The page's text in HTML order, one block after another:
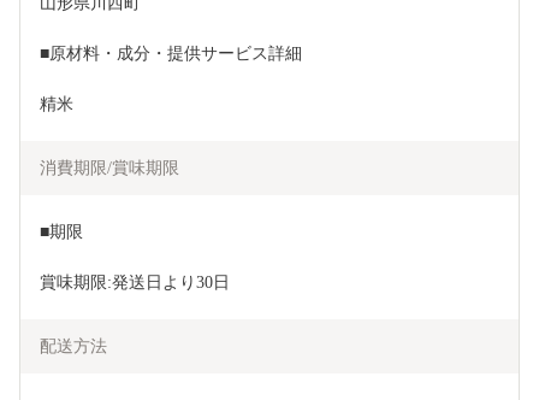
■原材料・成分・提供サービス詳細
精米
消費期限/賞味期限
■期限
賞味期限:発送日より30日
配送方法